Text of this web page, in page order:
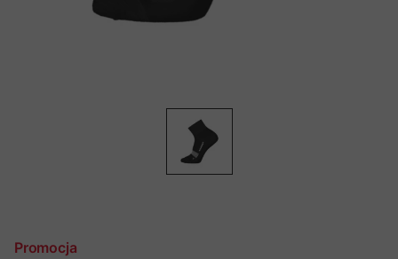
Promocja